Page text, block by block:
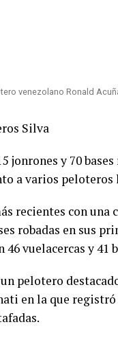
venezolano Ronald
Silva
jonrones y 70
a varios
recientes con
robadas en sus
vuelacercas y 41
pelotero
en la que registró